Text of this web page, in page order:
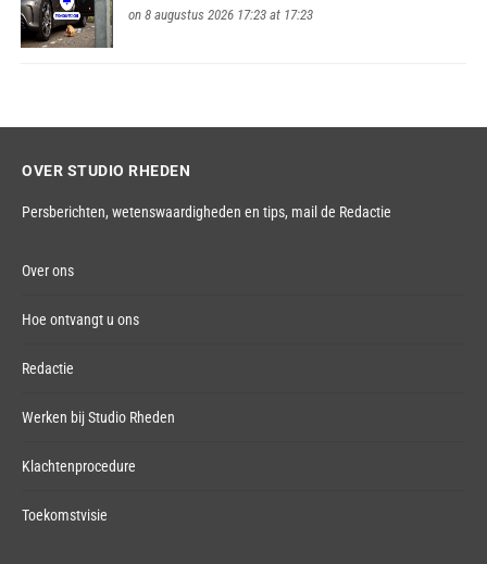
on 8 augustus 2026 17:23 at 17:23
OVER STUDIO RHEDEN
Persberichten, wetenswaardigheden en tips, mail de Redactie
Over ons
Hoe ontvangt u ons
Redactie
Werken bij Studio Rheden
Klachtenprocedure
Toekomstvisie